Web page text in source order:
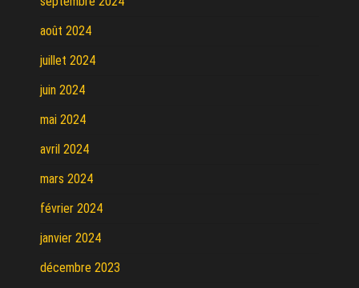
août 2024
juillet 2024
juin 2024
mai 2024
avril 2024
mars 2024
février 2024
janvier 2024
décembre 2023